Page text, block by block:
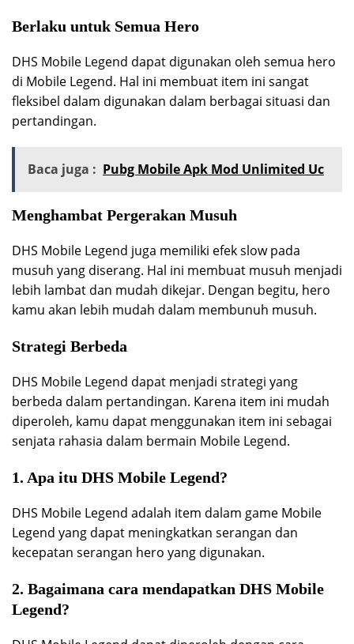
Berlaku untuk Semua Hero
DHS Mobile Legend dapat digunakan oleh semua hero
di Mobile Legend. Hal ini membuat item ini sangat
fleksibel dalam digunakan dalam berbagai situasi dan
pertandingan.
Baca juga : Pubg Mobile Apk Mod Unlimited Uc
Menghambat Pergerakan Musuh
DHS Mobile Legend juga memiliki efek slow pada
musuh yang diserang. Hal ini membuat musuh menjadi
lebih lambat dan mudah dikejar. Dengan begitu, hero
kamu akan lebih mudah dalam membunuh musuh.
Strategi Berbeda
DHS Mobile Legend dapat menjadi strategi yang
berbeda dalam pertandingan. Karena item ini mudah
diperoleh, kamu dapat menggunakan item ini sebagai
senjata rahasia dalam bermain Mobile Legend.
1. Apa itu DHS Mobile Legend?
DHS Mobile Legend adalah item dalam game Mobile
Legend yang dapat meningkatkan serangan dan
kecepatan serangan hero yang digunakan.
2. Bagaimana cara mendapatkan DHS Mobile
Legend?